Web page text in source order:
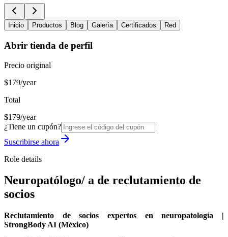
Inicio Productos Blog Galería Certificados Red
Abrir tienda de perfil
Precio original
$179/year
Total
$179/year
¿Tiene un cupón?
Suscribirse ahora
Role details
Neuropatólogo/ a de reclutamiento de
socios
Reclutamiento de socios expertos en neuropatología |
StrongBody AI (México)